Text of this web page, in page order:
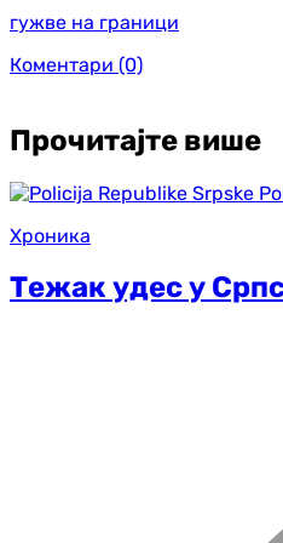
гужве на граници
Коментари (0)
Прочитајте више
Хроника
Тежак удес у